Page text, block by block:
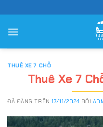
đến
nội
THUÊ XE 7 CHỖ
Thuê Xe 7
ĐÃ ĐĂNG TRÊN17/11/2024 BỞI